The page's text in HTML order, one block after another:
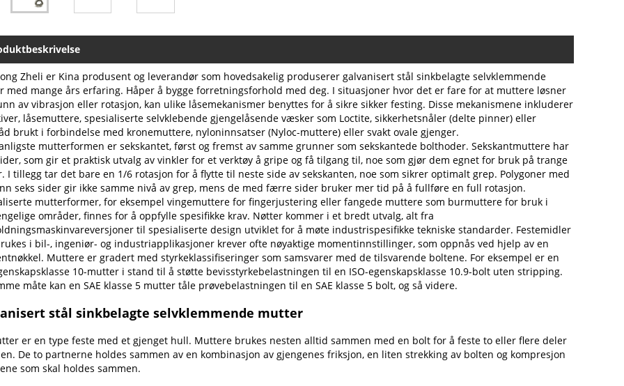
Zheli er Kina produsent og leverandør som hovedsakelig produserer galvanisert stål sinkbelagte selvklemmende
med mange års erfaring. Håper å bygge forretningsforhold med deg. I situasjoner hvor det er fare for at muttere løsner
av vibrasjon eller rotasjon, kan ulike låsemekanismer benyttes for å sikre sikker festing. Disse mekanismene inkluderer
låsemuttere, spesialiserte selvklebende gjengelåsende væsker som Loctite, sikkerhetsnåler (delte pinner) eller
brukt i forbindelse med kronemuttere, nyloninnsatser (Nyloc-muttere) eller svakt ovale gjenger.
mutterformen er sekskantet, først og fremst av samme grunner som sekskantede bolthoder. Sekskantmuttere har
som gir et praktisk utvalg av vinkler for et verktøy å gripe og få tilgang til, noe som gjør dem egnet for bruk på trange
I tillegg tar det bare en 1/6 rotasjon for å flytte til neste side av sekskanten, noe som sikrer optimalt grep. Polygoner med
seks sider gir ikke samme nivå av grep, mens de med færre sider bruker mer tid på å fullføre en full rotasjon.
mutterformer, for eksempel vingemuttere for fingerjustering eller fangede muttere som burmuttere for bruk i
områder, finnes for å oppfylle spesifikke krav. Nøtter kommer i et bredt utvalg, alt fra
til spesialiserte design utviklet for å møte industrispesifikke tekniske standarder. Festemidler
i bil-, ingeniør- og industriapplikasjoner krever ofte nøyaktige momentinnstillinger, som oppnås ved hjelp av en
Muttere er gradert med styrkeklassifiseringer som samsvarer med de tilsvarende boltene. For eksempel er en
10-mutter i stand til å støtte bevisstyrkebelastningen til en ISO-egenskapsklasse 10.9-bolt uten stripping.
måte kan en SAE klasse 5 mutter tåle prøvebelastningen til en SAE klasse 5 bolt, og så videre.
stål sinkbelagte selvklemmende mutter
er en type feste med et gjenget hull. Muttere brukes nesten alltid sammen med en bolt for å feste to eller flere deler
De to partnerne holdes sammen av en kombinasjon av gjengenes friksjon, en liten strekking av bolten og kompresjon
som skal holdes sammen.